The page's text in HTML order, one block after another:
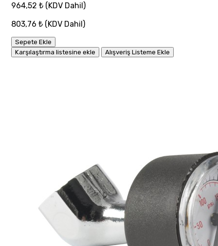
964,52 ₺ (KDV Dahil)
803,76 ₺ (KDV Dahil)
Sepete Ekle
Karşılaştırma listesine ekle
Alışveriş Listeme Ekle